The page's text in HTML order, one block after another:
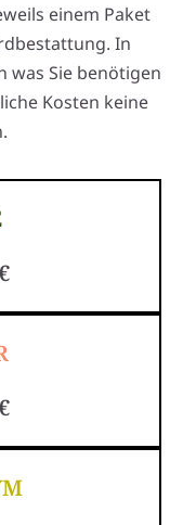
einem Paket
In
was Sie benötigen
Kosten keine